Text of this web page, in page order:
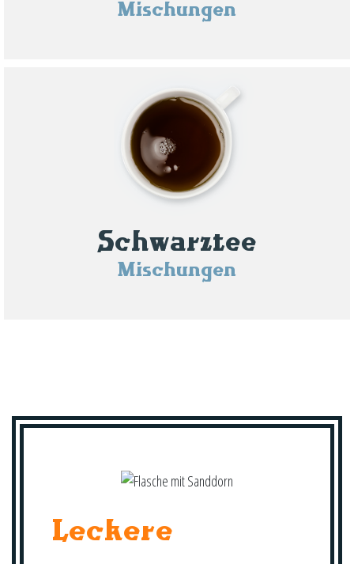
Mischungen
Schwarztee
Mischungen
Leckere